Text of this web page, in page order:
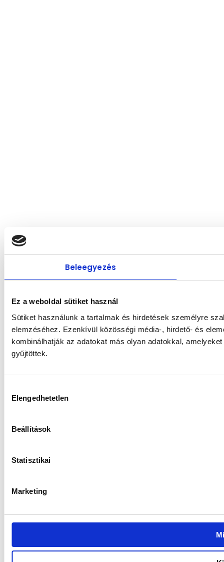
Beleegyezés
Ez a weboldal sütiket használ
Sütiket használunk a tartalmak és hirdetések személyre
elemzéséhez. Ezenkívül közösségi média-, hirdető- és
kombinálhatják az adatokat más olyan adatokkal,
gyűjtöttek.
kiválasztása
Elengedhetetlen
Beállítások
Statisztikai
Marketing